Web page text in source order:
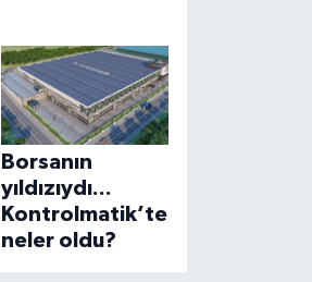
Borsanın
yıldızıydı...
Kontrolmatik’te
neler oldu?